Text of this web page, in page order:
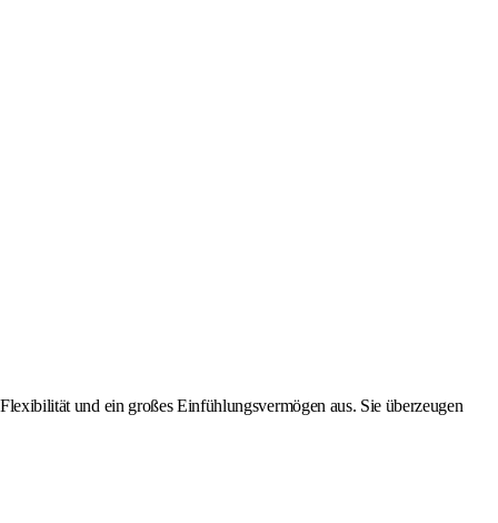
und ein großes Einfühlungsvermögen aus. Sie überzeugen